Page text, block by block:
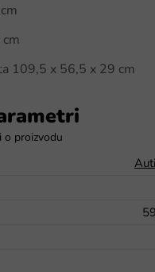
109,5 x 56,5 x 29 cm